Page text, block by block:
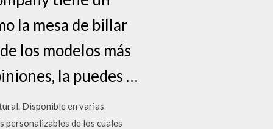
la mesa de billar
los modelos más
la puedes …
Disponible en varias
personalizables de los cuales